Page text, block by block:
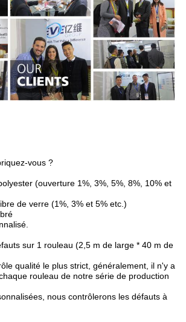
vous ?
(ouverture 1%, 3%, 5%, 8%, 10% et
de verre (1%, 3% et 5% etc.)
sur 1 rouleau (2,5 m de large * 40 m de
qualité le plus strict, généralement, il n'y a
rouleau de notre série de production
nous contrôlerons les défauts à